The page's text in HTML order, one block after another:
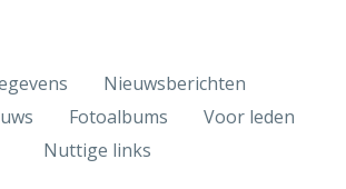
Nieuwsberichten
Fotoalbums
Voor leden
Nuttige links